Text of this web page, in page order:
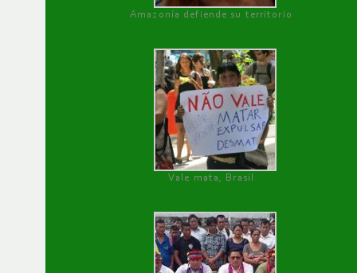
Amazonía defiende su territorio
Vale mata, Brasil